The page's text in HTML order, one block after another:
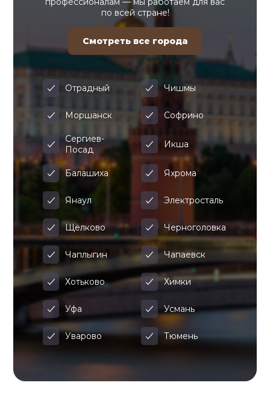
по всей стране!
Смотреть все города
Отрадный Чишмы
Моршанск Софрино
Сергиев-
Посад
Икша
Балашиха Яхрома
Янаул Электросталь
Щёлково Черноголовка
Чаплыгин Чапаевск
Хотьково Химки
Уфа Усмань
Уварово Тюмень